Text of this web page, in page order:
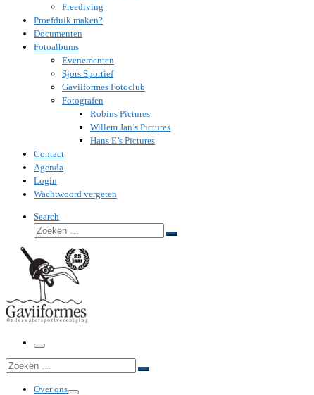
Freediving
Proefduik maken?
Documenten
Fotoalbums
Evenementen
Sjors Sportief
Gaviiformes Fotoclub
Fotografen
Robins Pictures
Willem Jan’s Pictures
Hans E’s Pictures
Contact
Agenda
Login
Wachtwoord vergeten
Search
Zoeken
Zoeken
Menu
Zoeken
Zoeken
Over ons